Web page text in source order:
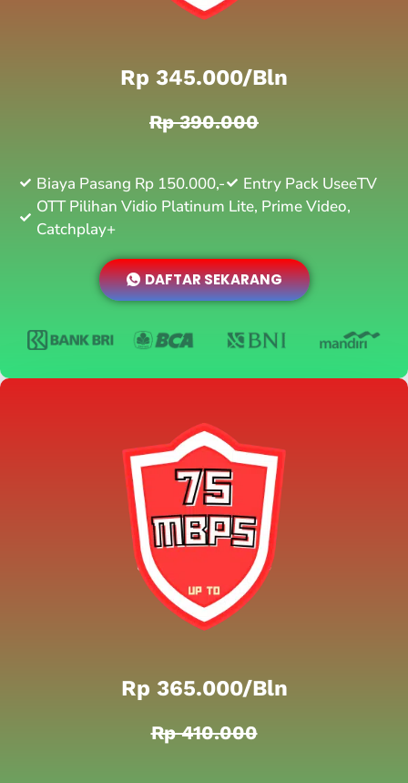
Rp 345.000/bln
Rp 390.000
Biaya Pasang Rp 150.000,-
Entry Pack UseeTV
OTT Pilihan Vidio Platinum Lite, Prime Video,
Catchplay+
DAFTAR SEKARANG
Rp 365.000/bln
Rp 410.000